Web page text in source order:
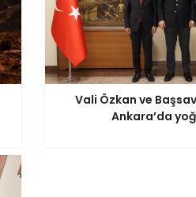
Vali Özkan ve
Ankara’da